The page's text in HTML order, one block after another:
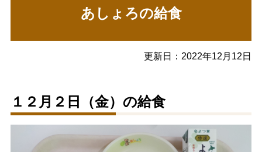
図書館
生涯学習 文化・スポーツ
あしょろの給食
更新日： 2022年12月12日
１２月２日（金）の給食